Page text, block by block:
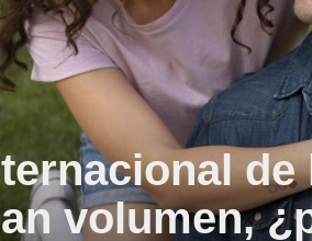
volumen,